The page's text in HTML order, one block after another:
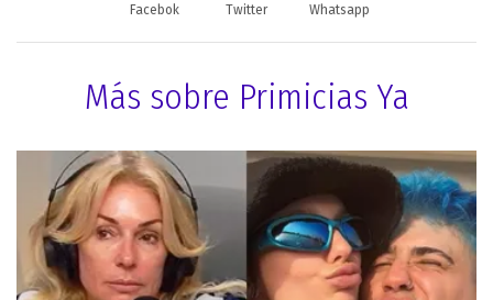
Facebok Twitter Whatsapp
Más sobre Primicias Ya